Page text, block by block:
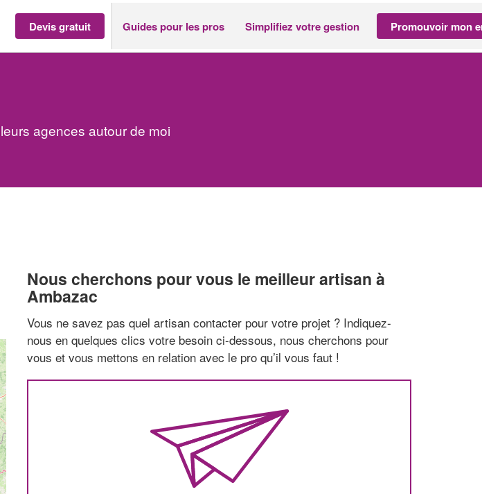
Devis gratuit Guides pour les pros Simplifiez votre gestion Promouvoir mon
agences autour de moi
Nous cherchons pour vous le meilleur artisan à
Ambazac
Vous ne savez pas quel artisan contacter pour votre projet ? Indiquez-
nous en quelques clics votre besoin ci-dessous, nous cherchons pour
vous et vous mettons en relation avec le pro qu’il vous faut !